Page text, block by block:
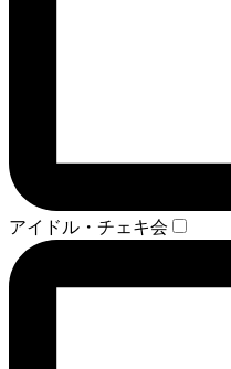
アイドル・チェキ会